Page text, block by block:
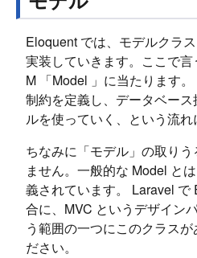
Eloquent では、モデルクラ
実装していきます。ここで
M 「Model 」に当たります
制約を定義し、データベー
ルを使っていく、という流れ
ちなみに「モデル」の取り
ません。一般的な Model と
義されています。 Laravel で
合に、MVC というデザイン
う範囲の一つにこのクラス
ださい。